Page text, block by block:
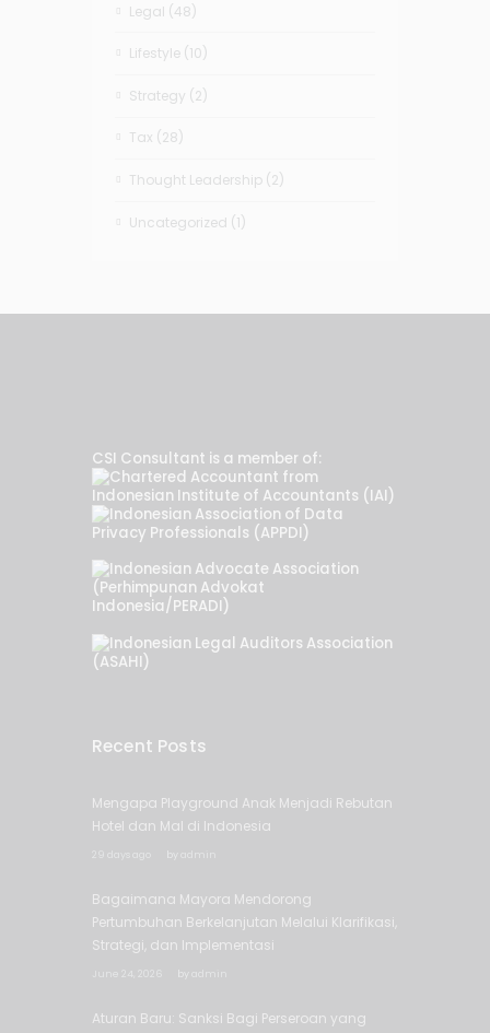
Legal (48)
Lifestyle (10)
Strategy (2)
Tax (28)
Thought Leadership (2)
Uncategorized (1)
CSI Consultant is a member of:
Recent Posts
Mengapa Playground Anak Menjadi Rebutan
Hotel dan Mal di Indonesia
by admin
Bagaimana Mayora Mendorong
Pertumbuhan Berkelanjutan Melalui Klarifikasi,
Strategi, dan Implementasi
by admin
Aturan Baru: Sanksi Bagi Perseroan yang